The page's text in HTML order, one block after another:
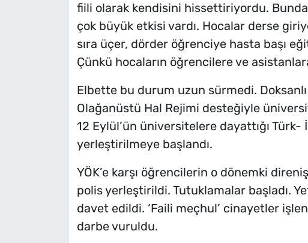
fiili olarak kendisini hissettiriyordu.
çok büyük etkisi vardı. Hocalar derse
sıra üçer, dörder öğrenciye hasta başı
Çünkü hocaların öğrencilere ve
Elbette bu durum uzun sürmedi. Doksanlı
Olağanüstü Hal Rejimi desteğiyle
12 Eylül’ün üniversitelere dayattığı
yerleştirilmeye başlandı.
YÖK’e karşı öğrencilerin o dönemki
polis yerleştirildi. Tutuklamalar başladı.
davet edildi. ‘Faili meçhul’ cinayetler
darbe vuruldu.